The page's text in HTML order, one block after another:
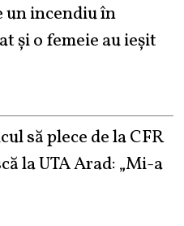
un incendiu în
și o femeie au ieșit
să plece de la CFR
la UTA Arad: „Mi-a